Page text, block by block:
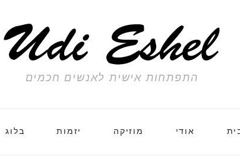
התפתחות אישית לאנשים חכמים
אודי מוזיקה יזמות בלוג